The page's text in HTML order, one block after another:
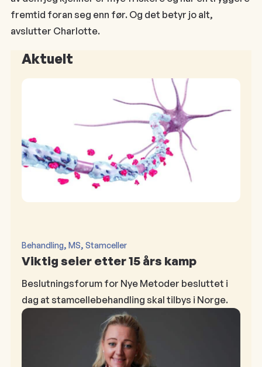
fremtid foran seg enn før. Og det betyr jo alt,
avslutter Charlotte.
Aktuelt
Behandling, MS, Stamceller
Viktig seier etter 15 års kamp
Beslutningsforum for Nye Metoder besluttet i
dag at stamcellebehandling skal tilbys i Norge.